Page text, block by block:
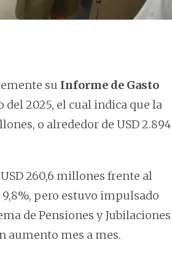
su Informe de Gasto
2025, el cual indica que la
o alrededor de USD 2.894
260,6 millones frente al
pero estuvo impulsado
de Pensiones y Jubilaciones
aumento mes a mes.